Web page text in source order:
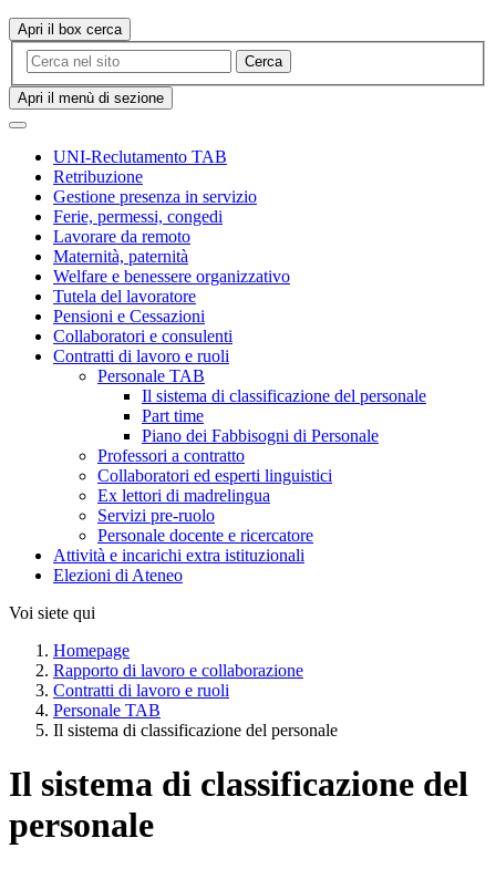
Apri il box cerca
Cerca
Apri il menù di sezione
UNI-Reclutamento TAB
Retribuzione
Gestione presenza in servizio
Ferie, permessi, congedi
Lavorare da remoto
Maternità, paternità
Welfare e benessere organizzativo
Tutela del lavoratore
Pensioni e Cessazioni
Collaboratori e consulenti
Contratti di lavoro e ruoli
Personale TAB
Il sistema di classificazione del personale
Part time
Piano dei Fabbisogni di Personale
Professori a contratto
Collaboratori ed esperti linguistici
Ex lettori di madrelingua
Servizi pre-ruolo
Personale docente e ricercatore
Attività e incarichi extra istituzionali
Elezioni di Ateneo
Voi siete qui
Homepage
Rapporto di lavoro e collaborazione
Contratti di lavoro e ruoli
Personale TAB
Il sistema di classificazione del personale
Il sistema di classificazione del
personale